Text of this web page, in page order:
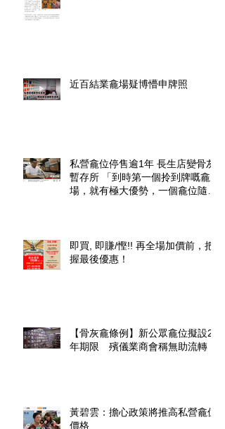
近百結業龕場疑博懵申牌照
私營龕位停售逾1年 長生店變骨灰
暫存所 「到時第一個拎到牌嘅龕
場，就有極大優勢，一個龕位隨時
即買, 即賺/慳!! 再全場加價前，把
握最後優惠！
【骨灰龕條例】新公眾龕位擬設20
年期限 殯儀業商會稱無助流轉
黃碧雲：擔心政策將推高私營龕位
價格